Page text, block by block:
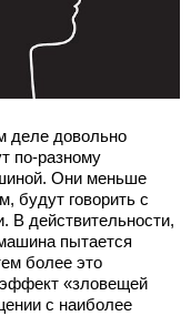
деле довольно
по-разному
Они меньше
будут говорить с
действительности,
пытается
более это
эффект «зловещей
с наиболее